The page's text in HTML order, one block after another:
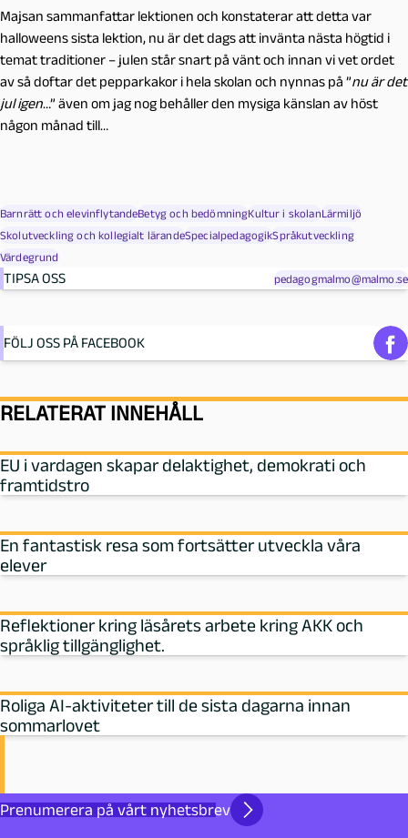
Majsan sammanfattar lektionen och konstaterar att detta var
halloweens sista lektion, nu är det dags att invänta nästa högtid i
temat traditioner – julen står snart på vänt och innan vi vet ordet
av så doftar det pepparkakor i hela skolan och nynnas på ”nu är det
jul igen…” även om jag nog behåller den mysiga känslan av höst
någon månad till…
Barnrätt och elevinflytandeBetyg och bedömningKultur i skolanLärmiljö
Skolutveckling och kollegialt lärandeSpecialpedagogikSpråkutveckling
Värdegrund
TIPSA OSS pedagogmalmo@malmo.se
FÖLJ OSS PÅ FACEBOOK
RELATERAT INNEHÅLL
EU i vardagen skapar delaktighet, demokrati och
framtidstro
En fantastisk resa som fortsätter utveckla våra
elever
Reflektioner kring läsårets arbete kring AKK och
språklig tillgänglighet.
Roliga AI-aktiviteter till de sista dagarna innan
sommarlovet
Prenumerera på vårt nyhetsbrev